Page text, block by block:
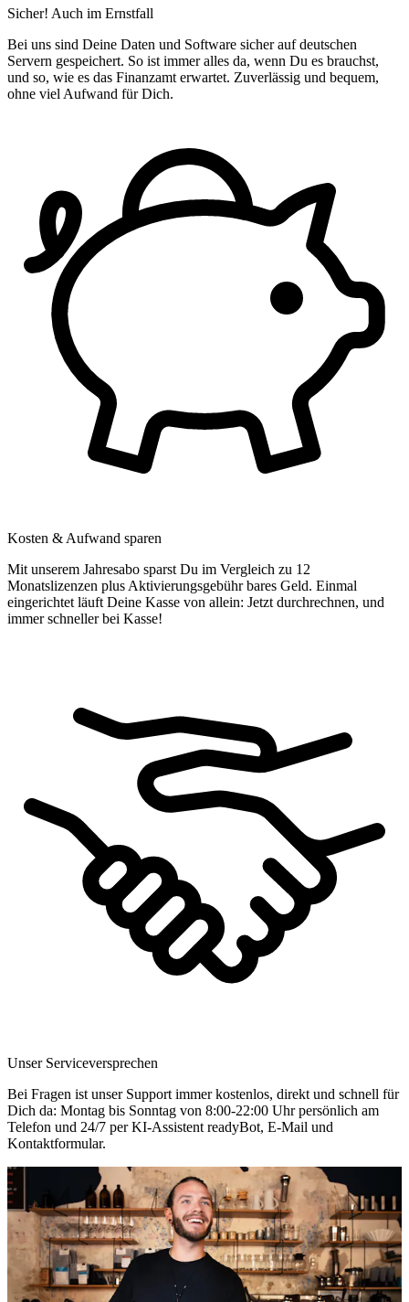
Sicher! Auch im Ernstfall
Bei uns sind Deine Daten und Software sicher auf deutschen
Servern gespeichert. So ist immer alles da, wenn Du es brauchst,
und so, wie es das Finanzamt erwartet. Zuverlässig und bequem,
ohne viel Aufwand für Dich.
Kosten & Aufwand sparen
Mit unserem Jahresabo sparst Du im Vergleich zu 12
Monatslizenzen plus Aktivierungsgebühr bares Geld. Einmal
eingerichtet läuft Deine Kasse von allein: Jetzt durchrechnen, und
immer schneller bei Kasse!
Unser Serviceversprechen
Bei Fragen ist unser Support immer kostenlos, direkt und schnell für
Dich da: Montag bis Sonntag von 8:00-22:00 Uhr persönlich am
Telefon und 24/7 per KI-Assistent readyBot, E-Mail und
Kontaktformular.